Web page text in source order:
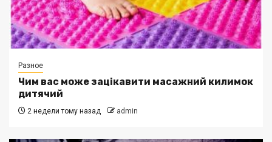
Разное
Чим вас може зацікавити масажний килимок
дитячий
2 недели тому назад admin